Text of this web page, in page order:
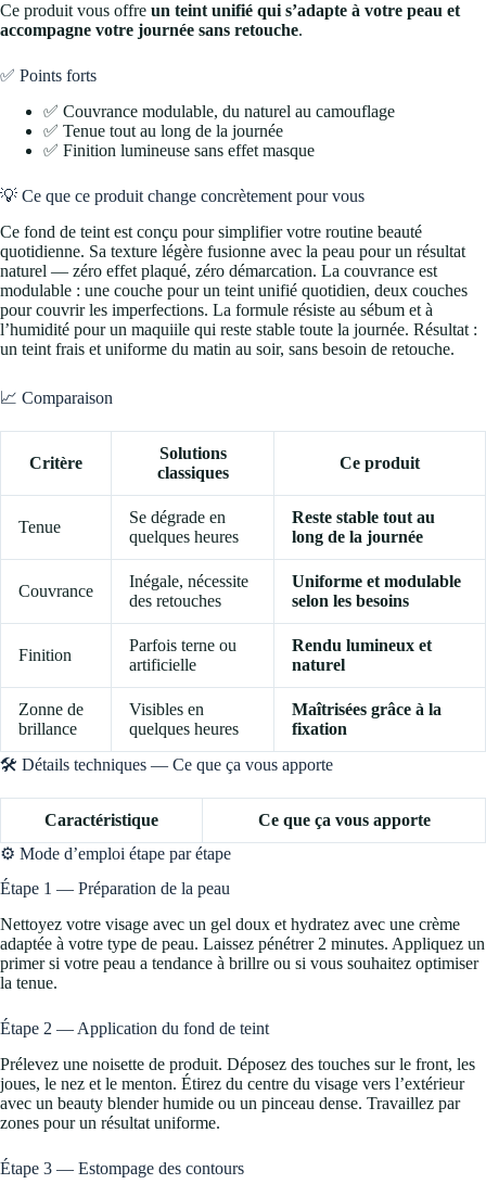
Ce produit vous offre un teint unifié qui s’adapte à votre peau et
accompagne votre journée sans retouche.
✅ Points forts
✅ Couvrance modulable, du naturel au camouflage
✅ Tenue tout au long de la journée
✅ Finition lumineuse sans effet masque
💡 Ce que ce produit change concrètement pour vous
Ce fond de teint est conçu pour simplifier votre routine beauté
quotidienne. Sa texture légère fusionne avec la peau pour un résultat
naturel — zéro effet plaqué, zéro démarcation. La couvrance est
modulable : une couche pour un teint unifié quotidien, deux couches
pour couvrir les imperfections. La formule résiste au sébum et à
l’humidité pour un maquiile qui reste stable toute la journée. Résultat :
un teint frais et uniforme du matin au soir, sans besoin de retouche.
📈 Comparaison
Critère
Solutions
classiques
Ce produit
Tenue
Se dégrade en
quelques heures
Reste stable tout au
long de la journée
Couvrance
Inégale, nécessite
des retouches
Uniforme et modulable
selon les besoins
Finition
Parfois terne ou
artificielle
Rendu lumineux et
naturel
Zonne de
brillance
Visibles en
quelques heures
Maîtrisées grâce à la
fixation
🛠️ Détails techniques — Ce que ça vous apporte
Caractéristique
Ce que ça vous apporte
⚙️ Mode d’emploi étape par étape
Étape 1 — Préparation de la peau
Nettoyez votre visage avec un gel doux et hydratez avec une crème
adaptée à votre type de peau. Laissez pénétrer 2 minutes. Appliquez un
primer si votre peau a tendance à brillre ou si vous souhaitez optimiser
la tenue.
Étape 2 — Application du fond de teint
Prélevez une noisette de produit. Déposez des touches sur le front, les
joues, le nez et le menton. Étirez du centre du visage vers l’extérieur
avec un beauty blender humide ou un pinceau dense. Travaillez par
zones pour un résultat uniforme.
Étape 3 — Estompage des contours